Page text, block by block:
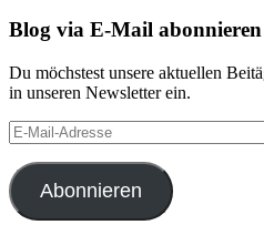
Blog via E-Mail abonnieren
Du möchstest unsere aktuellen
in unseren Newsletter ein.
E-
Mail-
Adresse
Abonnieren